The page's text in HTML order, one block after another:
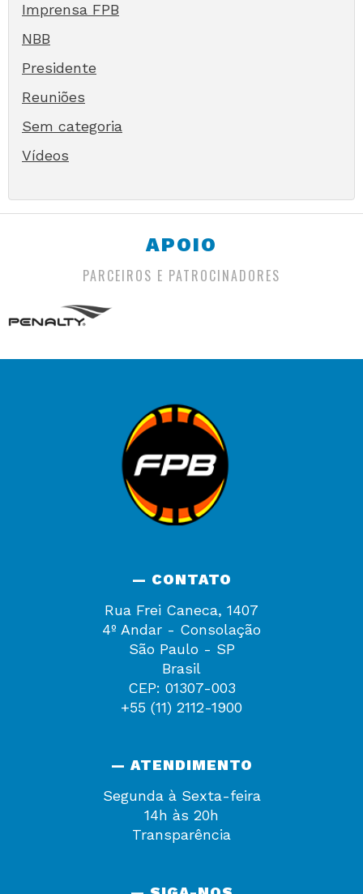
Imprensa FPB
NBB
Presidente
Reuniões
Sem categoria
Vídeos
APOIO
PARCEIROS E PATROCINADORES
— CONTATO
Rua Frei Caneca, 1407
4º Andar - Consolação
São Paulo - SP
Brasil
CEP: 01307-003
+55 (11) 2112-1900
— ATENDIMENTO
Segunda à Sexta-feira
14h às 20h
Transparência